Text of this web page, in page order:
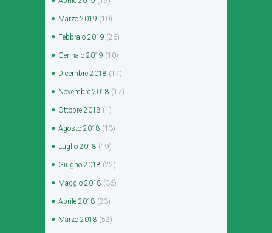
Marzo 2019 (10)
Febbraio 2019 (26)
Gennaio 2019 (10)
Dicembre 2018 (17)
Novembre 2018 (17)
Ottobre 2018 (1)
Agosto 2018 (13)
Luglio 2018 (19)
Giugno 2018 (22)
Maggio 2018 (36)
Aprile 2018 (23)
Marzo 2018 (52)